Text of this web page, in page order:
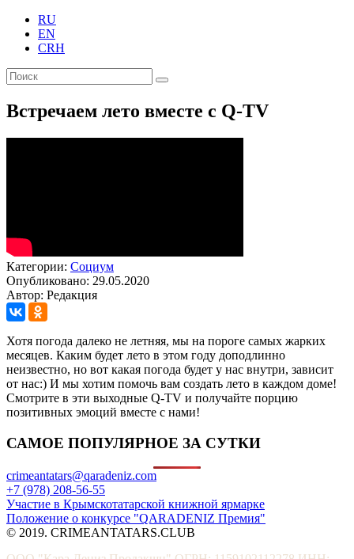
RU
EN
CRH
Встречаем лето вместе с Q-TV
Категории: Социум
Опубликовано: 29.05.2020
Автор: Редакция
Хотя погода далеко не летняя, мы на пороге самых жарких
месяцев. Каким будет лето в этом году доподлинно
неизвестно, но вот какая погода будет у нас внутри, зависит
от нас:) И мы хотим помочь вам создать лето в каждом доме!
Смотрите в эти выходные Q-TV и получайте порцию
позитивных эмоций вместе с нами!
САМОЕ ПОПУЛЯРНОЕ ЗА СУТКИ
crimeantatars@qaradeniz.com
+7 (978) 208-56-55
Участие в Крымскотатарской книжной ярмарке
Положение о конкурсе "QARADENIZ Премия"
© 2019. CRIMEANTATARS.CLUB